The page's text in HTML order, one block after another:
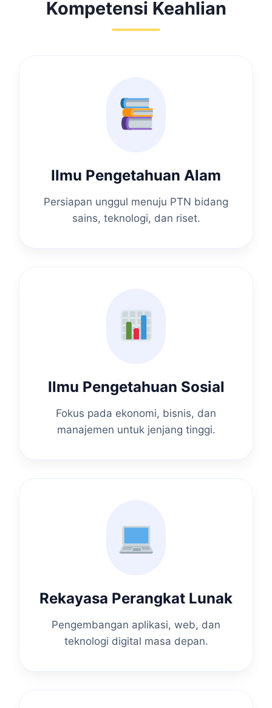
Kompetensi Keahlian
Ilmu Pengetahuan Alam
Persiapan unggul menuju PTN bidang
sains, teknologi, dan riset.
Ilmu Pengetahuan Sosial
Fokus pada ekonomi, bisnis, dan
manajemen untuk jenjang tinggi.
Rekayasa Perangkat Lunak
Pengembangan aplikasi, web, dan
teknologi digital masa depan.